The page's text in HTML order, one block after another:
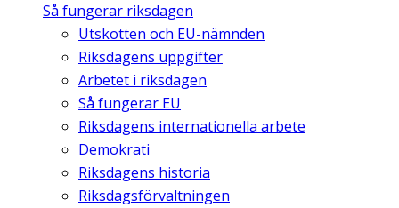
Så fungerar riksdagen
Utskotten och EU-nämnden
Riksdagens uppgifter
Arbetet i riksdagen
Så fungerar EU
Riksdagens internationella arbete
Demokrati
Riksdagens historia
Riksdagsförvaltningen